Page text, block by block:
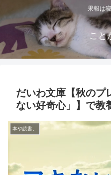
果報は
こと
だいわ文庫【秋のプ
ない好奇心」】で教
本や読書。